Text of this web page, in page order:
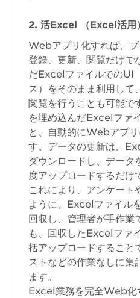
2. 活Excel （Excel活用）
Webアプリ化すれば、
登録、更新、閲覧だけで
だExcelファイルでのUI
ス）をそのまま利用して
閲覧を行うことも可能で
を埋め込んだExcelファ
と、自動的にWebアプ
す。データの更新は、
ダウンロードし、データ
度アップロードするだけ
これにより、アンケート
ように、Excelファイル
回収し、管理者が手作業
も、回収したExcelファ
括アップロードすること
ストなどの作業なしに集
ます。
Excel業務を完全Web化